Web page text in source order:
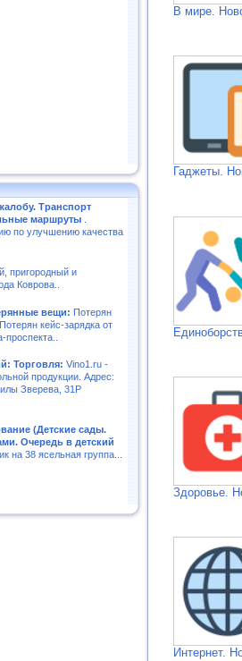
Транспорт
маршруты
по улучшению качества
пригородный и
Коврова..
вещи: Потерян
кейс-зарядка от
Торговля: Vino1.ru -
продукции. Адрес:
Зверева, 31Р
(Детские сады.
Очередь в детский
на 38 ясельная группа...
В мире.
Гаджеты.
Здоровье.
Интернет.